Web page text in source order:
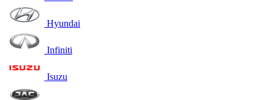
Hyundai
Infiniti
Isuzu